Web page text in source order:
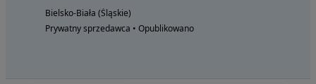
Bielsko-Biała (Śląskie)
Prywatny sprzedawca • Opublikowano